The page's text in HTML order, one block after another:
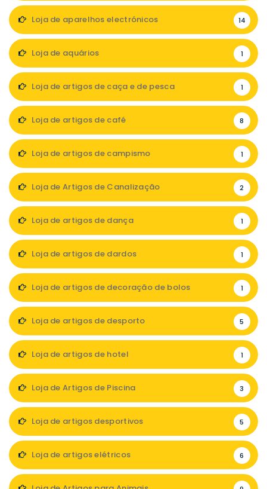
Loja de aparelhos electrónicos 14
Loja de aquários 1
Loja de artigos de caça e de pesca 1
Loja de artigos de café 8
Loja de artigos de campismo 1
Loja de Artigos de Canalização 2
Loja de artigos de dança 1
Loja de artigos de dardos 1
Loja de artigos de decoração de bolos 1
Loja de artigos de desporto 5
Loja de artigos de hotel 1
Loja de Artigos de Piscina 3
Loja de artigos desportivos 5
Loja de artigos elétricos 6